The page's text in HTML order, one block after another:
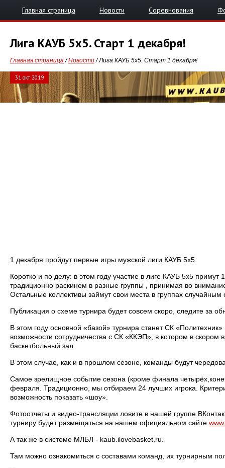
Главная страница Новости Соревнования
Лига КАУБ 5х5. Старт 1 декабря!
Главная страница/Новости/ Лига КАУБ 5х5. Старт 1 декабря!
31 окт 2019
1 декабря пройдут первые игры мужской лиги КАУБ 5х5.
Коротко и по делу: в этом году участие в лиге КАУБ 5х5
традиционно раскинем в разные группы , принимая во
Остальные коллективы займут свои места в группах случайным
Публикация о схеме турнира будет совсем скоро, следите за
В этом году основной «базой» турнира станет СК
возможности сотрудничества с СК «ККЭП», в котором в скором
баскетбольный зал.
В этом случае, как и в прошлом сезоне, команды будут
Самое зрелищное событие сезона (кроме финала
февраля. Традиционно, мы отбираем 24 лучших игрока.
возможность показать «шоу».
Фотоотчеты и видео-трансляции ловите в нашей группе
турниру будет размещаться на нашем официальном сайте
А так же в системе МЛБЛ - kaub.ilovebasket.ru.
Там можно ознакомиться с составами команд, их турнирным